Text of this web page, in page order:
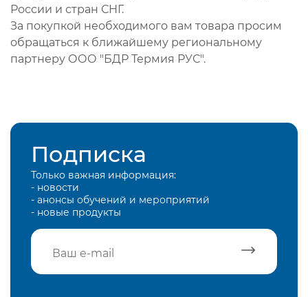
России и стран СНГ.
За покупкой необходимого вам товара просим
обращаться к ближайшему региональному
партнеру ООО "БДР Термия РУС".
Подписка
Только важная информация:
- новости
- анонсы обучений и мероприятий
- новые продукты